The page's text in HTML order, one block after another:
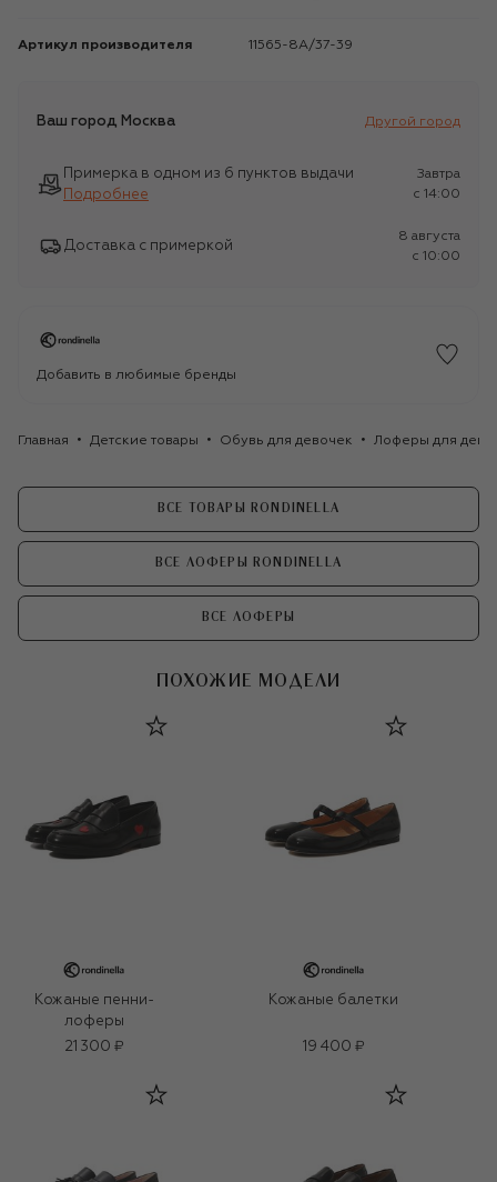
Артикул производителя 11565-8A/37-39
Ваш город Москва Другой город
Примерка в одном из 6 пунктов выдачи
Подробнее
Завтра
c 14:00
Доставка с примеркой
8 августа
c 10:00
Добавить в любимые бренды
Главная Детские товары Обувь для девочек Лоферы для
ВСЕ ТОВАРЫ RONDINELLA
ВСЕ ЛОФЕРЫ RONDINELLA
ВСЕ ЛОФЕРЫ
ПОХОЖИЕ МОДЕЛИ
Кожаные пенни-
лоферы
21 300 ₽
Кожаные балетки
19 400 ₽